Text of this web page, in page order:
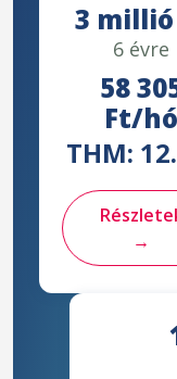
3
6 évre
58
Ft/hó
THM:
→